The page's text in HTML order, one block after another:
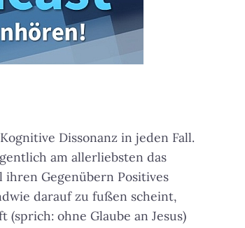
Dissonanz in jeden Fall.
am allerliebsten das
Gegenübern Positives
darauf zu fußen scheint,
ohne Glaube an Jesus)